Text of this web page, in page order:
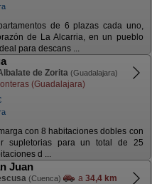
de 6 plazas cada uno,
de La Alcarria, en un pueblo
para descans ...
de Zorita (Guadalajara)
(Guadalajara)
con 8 habitaciones dobles con
supletorias para un total de 25
d ...
Juan
(Cuenca) a 34,4 km